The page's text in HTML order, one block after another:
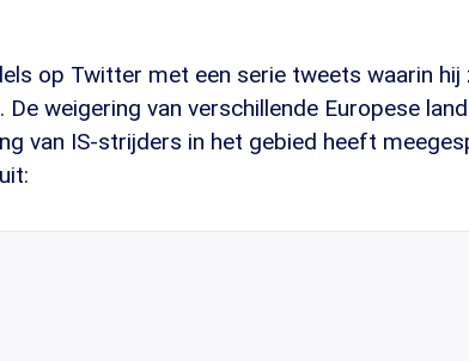
op Twitter met een serie tweets waarin hij
De weigering van verschillende Europese
van IS-strijders in het gebied heeft